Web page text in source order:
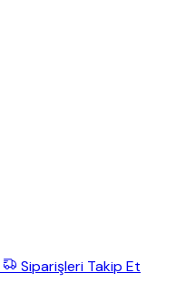
Siparişleri Takip Et